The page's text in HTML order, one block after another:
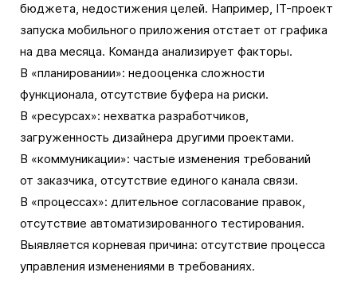
бюджета, недостижения целей. Например, IT-проект
запуска мобильного приложения отстает от графика
на два месяца. Команда анализирует факторы.
В «планировании»: недооценка сложности
функционала, отсутствие буфера на риски.
В «ресурсах»: нехватка разработчиков,
загруженность дизайнера другими проектами.
В «коммуникации»: частые изменения требований
от заказчика, отсутствие единого канала связи.
В «процессах»: длительное согласование правок,
отсутствие автоматизированного тестирования.
Выявляется корневая причина: отсутствие процесса
управления изменениями в требованиях.